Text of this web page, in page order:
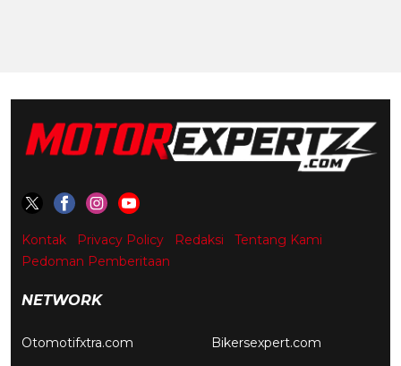
Kontak Privacy Policy Redaksi
Tentang Kami
Pedoman Pemberitaan
NETWORK
Otomotifxtra.com
Bikersexpert.com